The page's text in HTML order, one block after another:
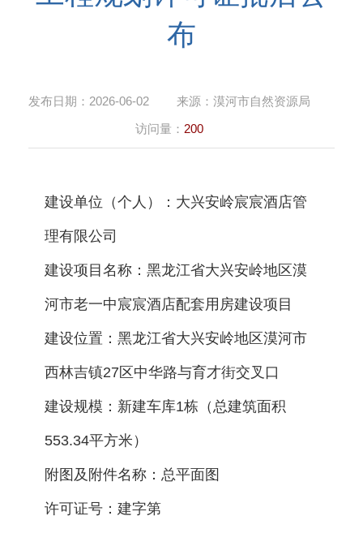
布
发布日期： 2026-06-02 来源： 漠河市自然资源局
访问量： 200
建设单位（个人）：大兴安岭宸宸酒店管
理有限公司
建设项目名称：黑龙江省大兴安岭地区漠
河市老一中宸宸酒店配套用房建设项目
建设位置：黑龙江省大兴安岭地区漠河市
西林吉镇27区中华路与育才街交叉口
建设规模：新建车库1栋（总建筑面积
553.34平方米）
附图及附件名称：总平面图
许可证号：建字第